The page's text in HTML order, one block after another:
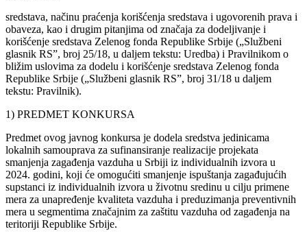
sredstava, načinu praćenja korišćenja sredstava i ugovorenih prava i
obaveza, kao i drugim pitanjima od značaja za dodeljivanje i
korišćenje sredstava Zelenog fonda Republike Srbije („Službeni
glasnik RS”, broj 25/18, u daljem tekstu: Uredba) i Pravilnikom o
bližim uslovima za dodelu i korišćenje sredstava Zelenog fonda
Republike Srbije („Službeni glasnik RS”, broj 31/18 u daljem
tekstu: Pravilnik).
1) PREDMET KONKURSA
Predmet ovog javnog konkursa je dodela sredstva jedinicama
lokalnih samouprava za sufinansiranje realizacije projekata
smanjenja zagađenja vazduha u Srbiji iz individualnih izvora u
2024. godini, koji će omogućiti smanjenje ispuštanja zagađujućih
supstanci iz individualnih izvora u životnu sredinu u cilju primene
mera za unapređenje kvaliteta vazduha i preduzimanja preventivnih
mera u segmentima značajnim za zaštitu vazduha od zagađenja na
teritoriji Republike Srbije.